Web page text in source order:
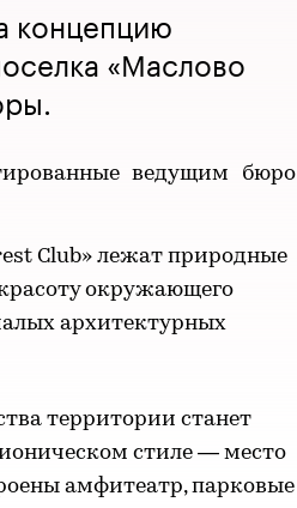
концепцию
«Маслово
ведущим бюро
Club» лежат природные
окружающего
архитектурных
территории станет
стиле — место
амфитеатр, парковые